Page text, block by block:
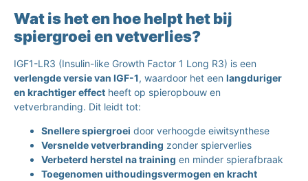
Wat is het en hoe helpt het bij
spiergroei en vetverlies?
IGF1-LR3 (Insulin-like Growth Factor 1 Long R3) is een
verlengde versie van IGF-1, waardoor het een langduriger
en krachtiger effect heeft op spieropbouw en
vetverbranding. Dit leidt tot:
Snellere spiergroei door verhoogde eiwitsynthese
Versnelde vetverbranding zonder spierverlies
Verbeterd herstel na training en minder spierafbraak
Toegenomen uithoudingsvermogen en kracht